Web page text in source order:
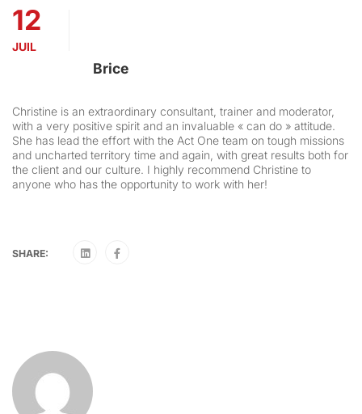
12
JUIL
Brice
Christine is an extraordinary consultant, trainer and moderator,
with a very positive spirit and an invaluable « can do » attitude.
She has lead the effort with the Act One team on tough missions
and uncharted territory time and again, with great results both for
the client and our culture. I highly recommend Christine to
anyone who has the opportunity to work with her!
SHARE: